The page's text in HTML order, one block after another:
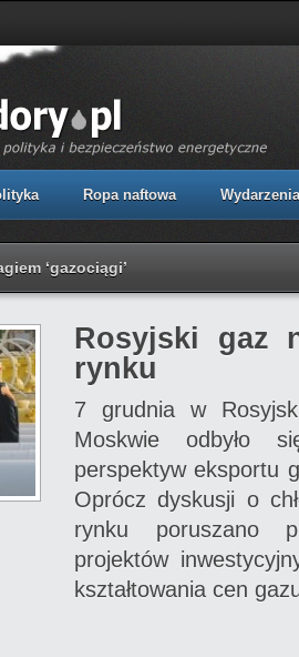
Ropa naftowa Wydarzenia
‘gazociągi’
Rosyjski gaz
rynku
7 grudnia w
Moskwie odbyło
perspektyw eksportu
Oprócz dyskusji o
rynku poruszano
projektów
kształtowania cen